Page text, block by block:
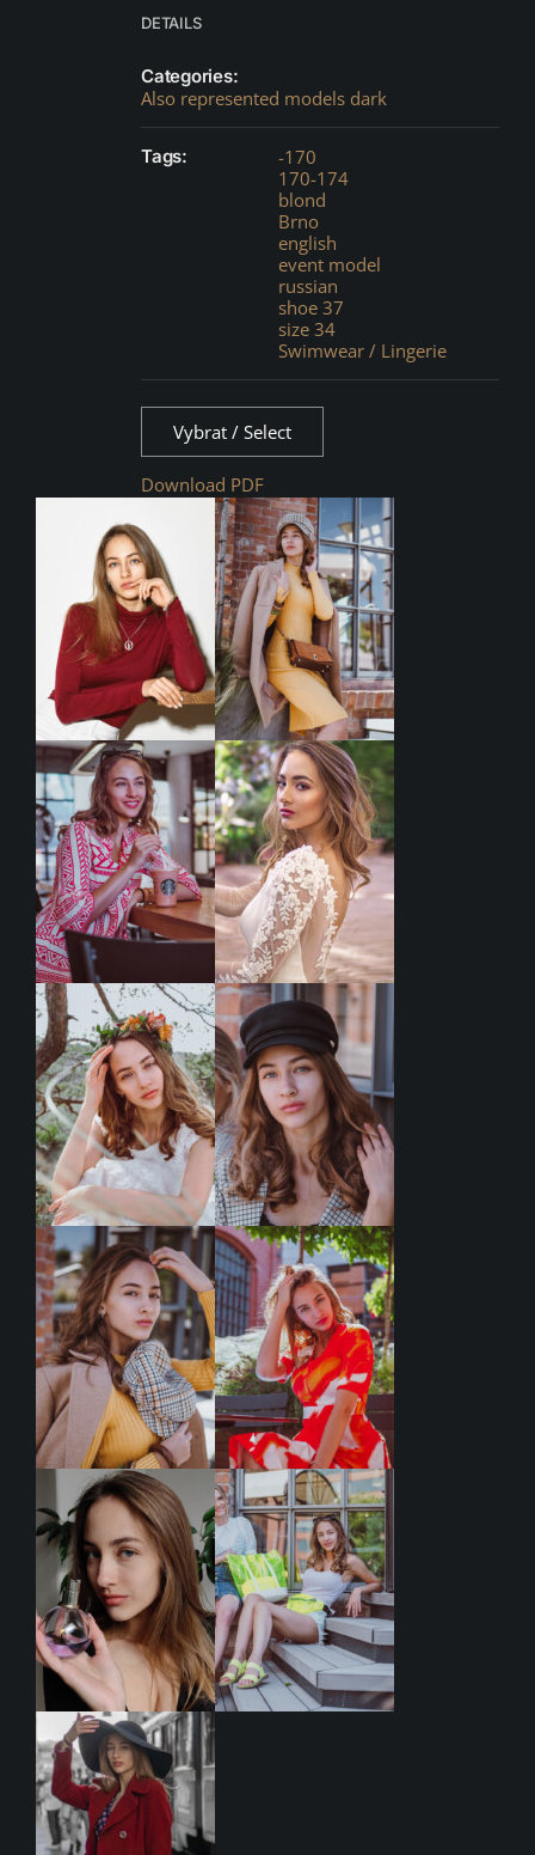
DETAILS
Categories:
Also represented models dark
Tags:
-170
170-174
blond
Brno
english
event model
russian
shoe 37
size 34
Swimwear / Lingerie
Vybrat / Select
Download PDF